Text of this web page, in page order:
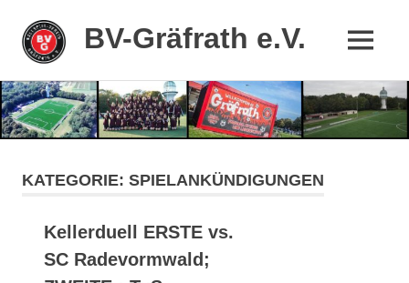
Zum
Inhalt
springen
BV-Gräfrath e.V.
Stadtteil,
mein
Verein
MENÜ
KATEGORIE: SPIELANKÜNDIGUNGEN
Kellerduell ERSTE vs.
SC Radevormwald;